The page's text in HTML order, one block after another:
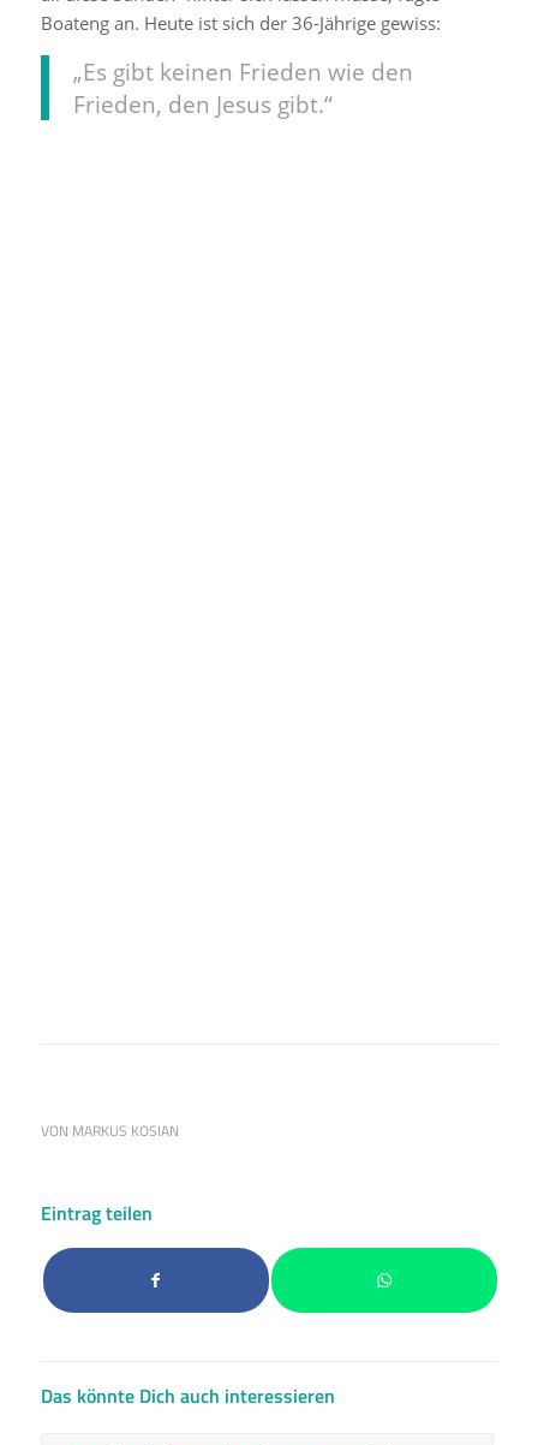
Boateng an. Heute ist sich der 36-Jährige gewiss:
„Es gibt keinen Frieden wie den
Frieden, den Jesus gibt.“
VON MARKUS KOSIAN
Eintrag teilen
Das könnte Dich auch interessieren